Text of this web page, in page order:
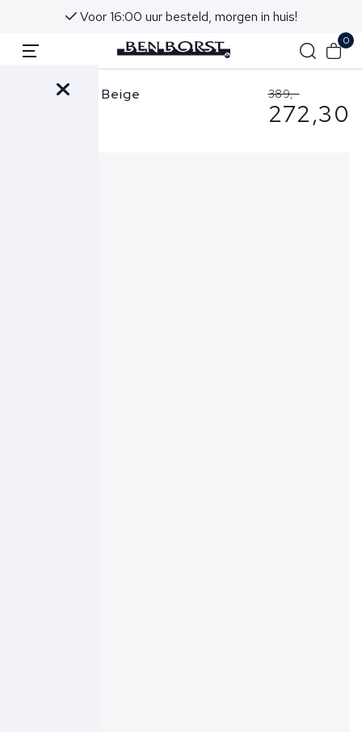
Voor 16:00 uur besteld, morgen in huis!
0
Peuterey Jas Beige 389,-
272,30